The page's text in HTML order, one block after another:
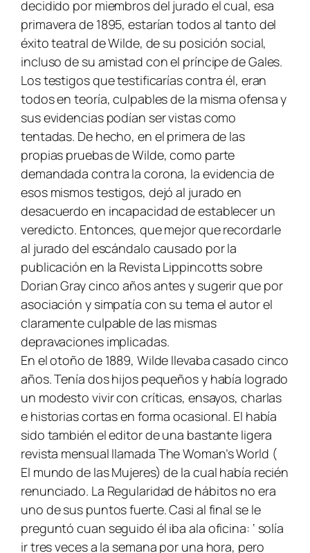
decidido por miembros del jurado el cual, esa
primavera de 1895, estarían todos al tanto del
éxito teatral de Wilde, de su posición social,
incluso de su amistad con el príncipe de Gales.
Los testigos que testificarías contra él, eran
todos en teoría, culpables de la misma ofensa y
sus evidencias podían ser vistas como
tentadas. De hecho, en el primera de las
propias pruebas de Wilde, como parte
demandada contra la corona, la evidencia de
esos mismos testigos, dejó al jurado en
desacuerdo en incapacidad de establecer un
veredicto. Entonces, que mejor que recordarle
al jurado del escándalo causado por la
publicación en la Revista Lippincotts sobre
Dorian Graycinco años antes y sugerir que por
asociación y simpatía con su tema el autor el
claramente culpable de las mismas
depravaciones implicadas.
En el otoño de 1889, Wilde llevaba casado cinco
años. Tenía dos hijos pequeños y había logrado
un modesto vivir con críticas, ensayos, charlas
e historias cortas en forma ocasional. El había
sido también el editor de una bastante ligera
revista mensual llamada The Woman’s World (
El mundo de las Mujeres) de la cual había recién
renunciado. La Regularidad de hábitos no era
uno de sus puntos fuerte. Casi al final se le
preguntó cuan seguido él iba ala oficina: ‘ solía
ir tres veces a la semana por una hora, pero